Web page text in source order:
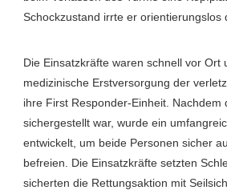
Schockzustand irrte er orientierungslos
Die Einsatzkräfte waren schnell vor Ort
medizinische Erstversorgung der
ihre First Responder-Einheit. Nachdem
sichergestellt war, wurde ein
entwickelt, um beide Personen sicher
befreien. Die Einsatzkräfte setzten
sicherten die Rettungsaktion mit